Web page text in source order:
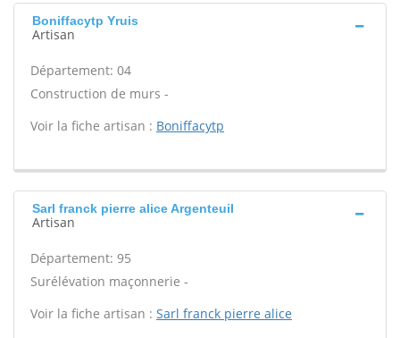
Boniffacytp Yruis
Artisan
Département: 04
Construction de murs -
Voir la fiche artisan : Boniffacytp
Sarl franck pierre alice Argenteuil
Artisan
Département: 95
Surélévation maçonnerie -
Voir la fiche artisan : Sarl franck pierre alice